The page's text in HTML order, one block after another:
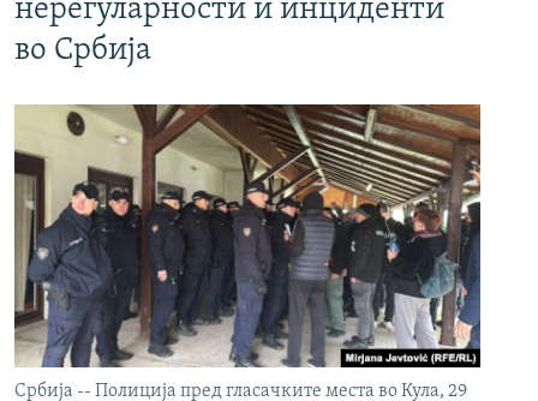
нерегуларности и инциденти
во Србија
Србија -- Полиција пред гласачките места во Кула, 29